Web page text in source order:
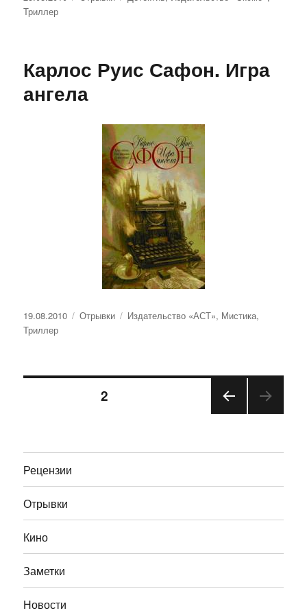
Триллер
Карлос Руис Сафон. Игра
ангела
Опубликовано
19.08.2010 Рубрики
Отрывки Метки
Издательство «АСТ», Мистика,
Триллер
Навигация
записям
НИЦ
СТРАНИЦА2
Рецензии
Отрывки
Кино
Заметки
Новости